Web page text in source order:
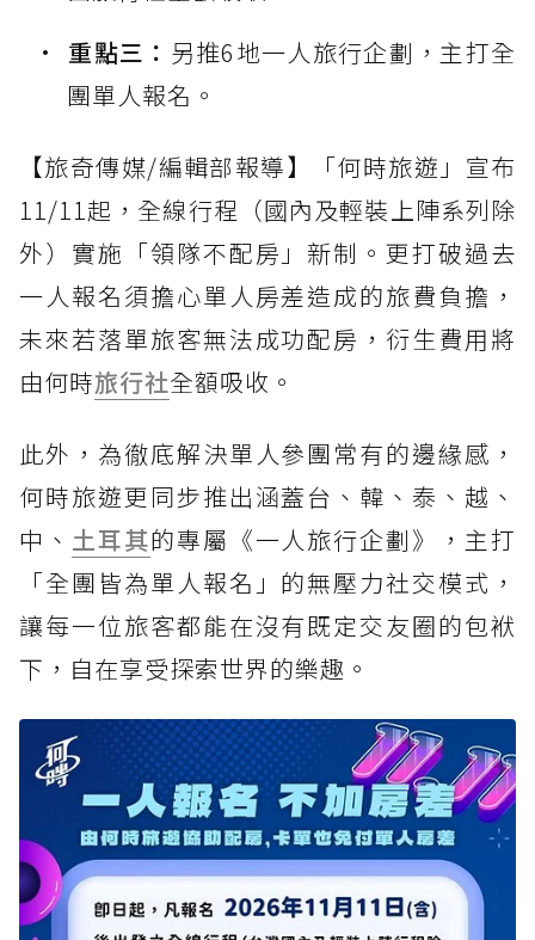
重點三： 另推6地一人旅行企劃，主打全
團單人報名。
【旅奇傳媒/編輯部報導】「何時旅遊」宣布
11/11起，全線行程（國內及輕裝上陣系列除
外）實施「領隊不配房」新制。更打破過去
一人報名須擔心單人房差造成的旅費負擔，
未來若落單旅客無法成功配房，衍生費用將
由何時旅行社全額吸收。
此外，為徹底解決單人參團常有的邊緣感，
何時旅遊更同步推出涵蓋台、韓、泰、越、
中、 土耳其的專屬《一人旅行企劃》，主打
「全團皆為單人報名」的無壓力社交模式，
讓每一位旅客都能在沒有既定交友圈的包袱
下，自在享受探索世界的樂趣。